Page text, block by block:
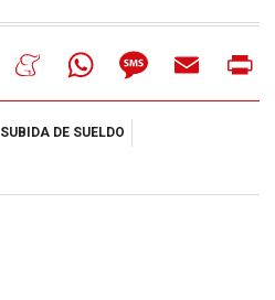
LinkedIn MeneameWhatsAppMessageEmail
SUBIDA DE SUELDO